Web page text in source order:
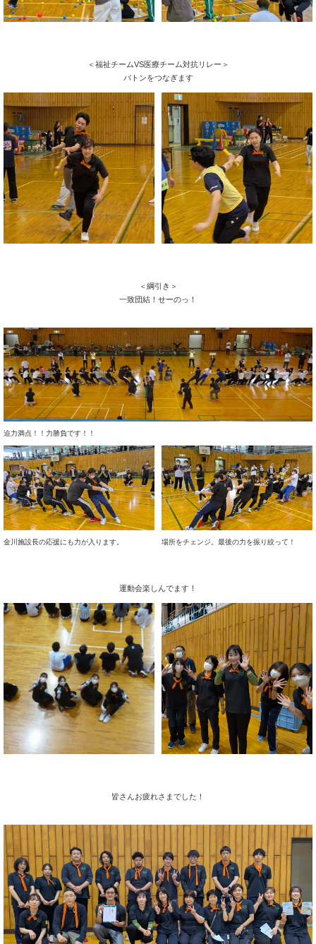
＜福祉チームVS医療チーム対抗リレー＞
バトンをつなぎます
＜綱引き＞
一致団結！せーのっ！
迫力満点！！力勝負です！！
金川施設長の応援にも力が入ります。 場所をチェンジ。最後の力を振り絞って！
運動会楽しんでます！
皆さんお疲れさまでした！